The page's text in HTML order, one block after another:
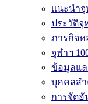
แนะนำจุ
ประวัติจุ
ภารกิจห
จุฬาฯ
ข้อมูลแ
บุคคลส
การจัดอั